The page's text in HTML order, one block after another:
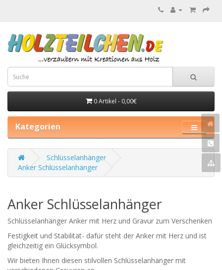
0 Artikel - 0,00€
Kategorien
Schlüsselanhänger
Anker Schlüsselanhänger
Anker Schlüsselanhänger
Schlüsselanhänger Anker mit Herz und Gravur zum Verschenken
Festigkeit und Stabilität- dafür steht der Anker mit Herz und ist
gleichzeitig ein Glücksymbol.
Wir bieten Ihnen diesen stilvollen Schlüsselanhänger mit